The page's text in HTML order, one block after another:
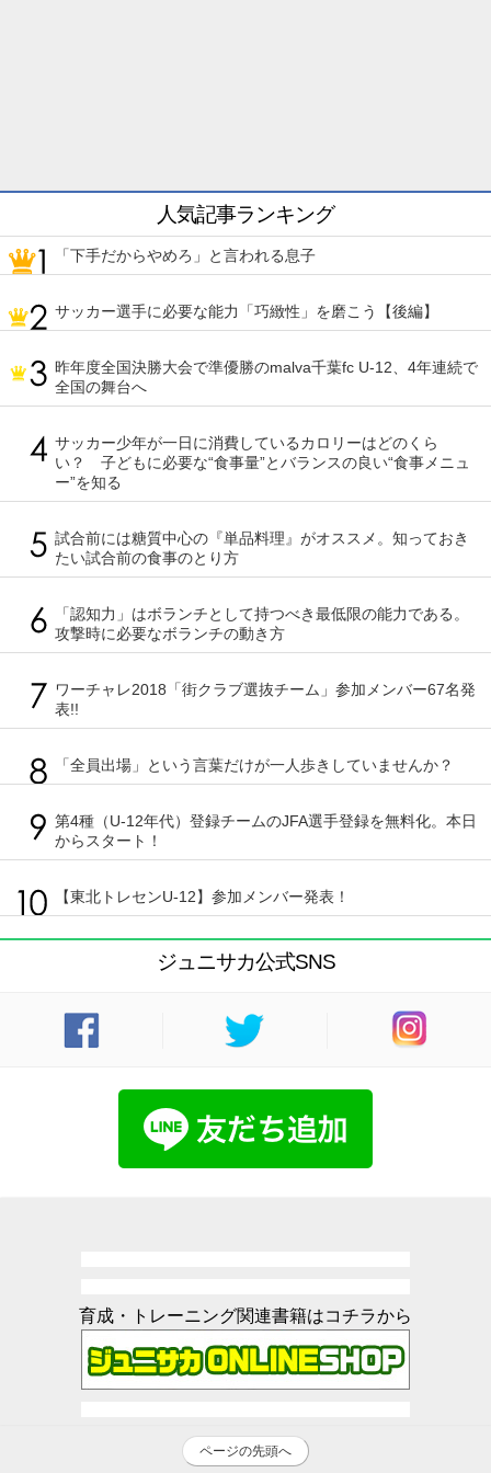
人気記事ランキング
「下手だからやめろ」と言われる息子
サッカー選手に必要な能力「巧緻性」を磨こう【後編】
昨年度全国決勝大会で準優勝のmalva千葉fc U-12、4年連続で
全国の舞台へ
サッカー少年が一日に消費しているカロリーはどのくら
い？ 子どもに必要な“食事量”とバランスの良い“食事メニュ
ー”を知る
試合前には糖質中心の『単品料理』がオススメ。知っておき
たい試合前の食事のとり方
「認知力」はボランチとして持つべき最低限の能力である。
攻撃時に必要なボランチの動き方
ワーチャレ2018「街クラブ選抜チーム」参加メンバー67名発
表!!
「全員出場」という言葉だけが一人歩きしていませんか？
第4種（U-12年代）登録チームのJFA選手登録を無料化。本日
からスタート！
【東北トレセンU-12】参加メンバー発表！
ジュニサカ公式SNS
育成・トレーニング関連書籍はコチラから
ページの先頭へ